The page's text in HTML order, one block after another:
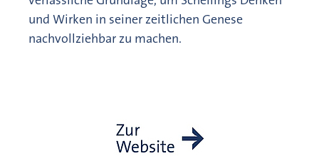
und Wirken in seiner zeitlichen Genese
nachvollziehbar zu machen.